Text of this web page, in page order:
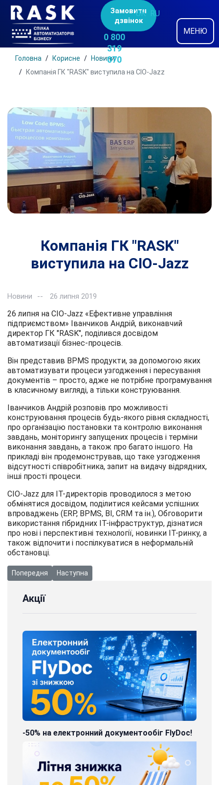
Замовити
дзвінок
0 800
319
070
UK RU
МЕНЮ
Головна Корисне
Новини
Компанія ГК "RASK" виступила на CIO-Jazz
Компанія ГК "RASK"
виступила на CIO-Jazz
Новини 26 липня 2019
26 липня на CIO-Jazz «Ефективне управління
підприємством» Іванчиков Андрій, виконавчий
директор ГК "RASK", поділився досвідом
автоматизації бізнес-процесів.
Він представив BPMS продукти, за допомогою яких
автоматизувати процеси узгодження і пересування
документів – просто, адже не потрібне програмування
в класичному вигляді, а тільки конструювання.
Іванчиков Андрій розповів про можливості
конструювання процесів будь-якого рівня складності,
про організацію постановки та контролю виконання
завдань, моніторингу запущених процесів і терміни
виконання завдань, а також про багато іншого. На
прикладі він продемонстрував, що таке узгодження
відсутності співробітника, запит на видачу відрядних,
інші прості процеси.
CIO-Jazz для ІТ-директорів проводилося з метою
обмінятися досвідом, поділитися кейсами успішних
впроваджень (ERP, BPMS, BI, CRM та ін.), Обговорити
використання гібридних ІТ-інфраструктур, дізнатися
про нові і перспективні технології, новинки ІТ-ринку, а
також відпочити і поспілкуватися в неформальній
обстановці.
Попередня стаття: Спеціаліст ГК "RASK" виступила на
Попередня Наступна стаття: ГК "RASK" на міжнародній
Наступна
Акції
-50% на електронний документообіг FlyDoc!